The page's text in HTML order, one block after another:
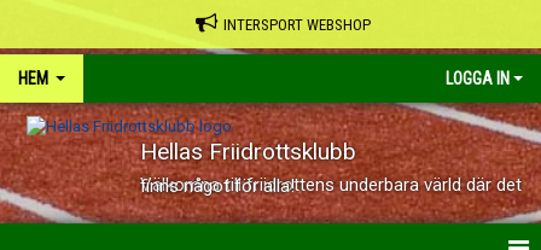
INTERSPORT WEBSHOP
HEM LOGGA IN
Hellas Friidrottsklubb
Välkomna till friidrottens underbara värld där det finns något för alla!